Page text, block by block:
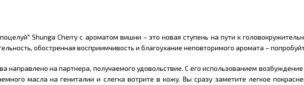
Shunga Cherry с ароматом вишни – это новая ступень на пути к
обостренная восприимчивость и благоухание неповторимого аромата –
направлено на партнера, получаемого удовольствие. С его использованием
масла на гениталии и слегка вотрите в кожу. Вы сразу заметите легкое